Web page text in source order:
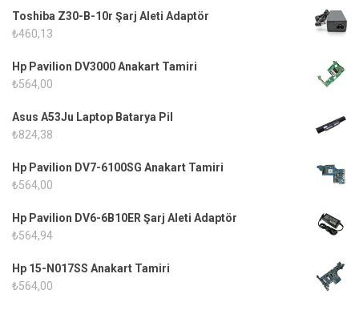
Toshiba Z30-B-10r Şarj Aleti Adaptör
₺460,13
Hp Pavilion DV3000 Anakart Tamiri
₺564,00
Asus A53Ju Laptop Batarya Pil
₺824,38
Hp Pavilion DV7-6100SG Anakart Tamiri
₺564,00
Hp Pavilion DV6-6B10ER Şarj Aleti Adaptör
₺564,94
Hp 15-N017SS Anakart Tamiri
₺564,00